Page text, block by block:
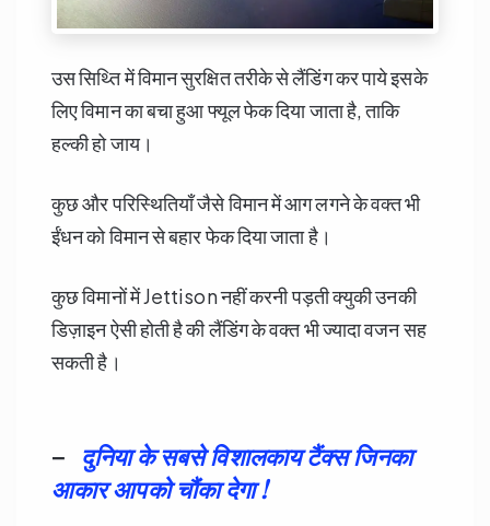
उस सिथ्ति में विमान सुरक्षित तरीके से लैंडिंग कर पाये इसके
लिए विमान का बचा हुआ फ्यूल फेक दिया जाता है, ताकि
हल्की हो जाय।
कुछ और परिस्थितियाँ जैसे विमान में आग लगने के वक्त भी
ईंधन को विमान से बहार फेक दिया जाता है।
कुछ विमानों में Jettison नहीं करनी पड़ती क्युकी उनकी
डिज़ाइन ऐसी होती है की लैंडिंग के वक्त भी ज्यादा वजन सह
सकती है।
– दुनिया के सबसे विशालकाय टैंक्स जिनका
आकार आपको चौंका देगा !